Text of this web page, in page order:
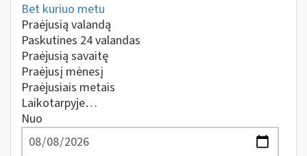
Bet kuriuo metu
Praėjusią valandą
Paskutines 24 valandas
Praėjusią savaitę
Praėjusį mėnesį
Praėjusiais metais
Laikotarpyje…
Nuo